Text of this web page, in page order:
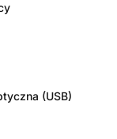
(USB)